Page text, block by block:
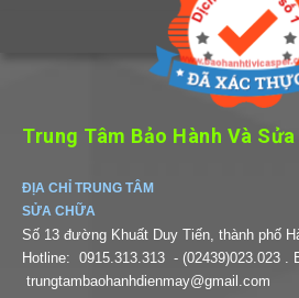
Trung Tâm Bảo Hành Và
ĐỊA CHỈ TRUNG TÂM
SỬA CHỮA
Số 13 đường Khuất Duy Tiến, thành phố
Hotline: 0915.313.313 - (02439)023.023 .
trungtambaohanhdienmay@gmail.com